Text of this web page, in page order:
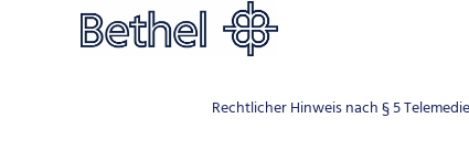
Impressum
Rechtlicher Hinweis nach § 5